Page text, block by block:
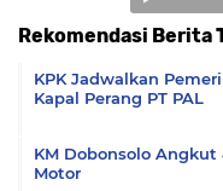
Rekomendasi Berita
KPK Jadwalkan
Kapal Perang PT PAL
KM Dobonsolo Angkut
Motor